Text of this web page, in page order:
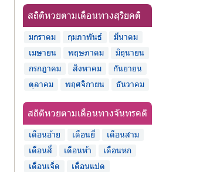
สถิติหวยตามเดือนทางสุริยคติ
มกราคม กุมภาพันธ์
มีนาคม
เมษายน
พฤษภาคม
มิถุนายน
กรกฎาคม
สิงหาคม
กันยายน
ตุลาคม
พฤศจิกายน ธันวาคม
สถิติหวยตามเดือนทางจันทรคติ
เดือนอ้าย เดือนยี่
เดือนสาม
เดือนสี่
เดือนห้า
เดือนหก
เดือนเจ็ด
เดือนแปด